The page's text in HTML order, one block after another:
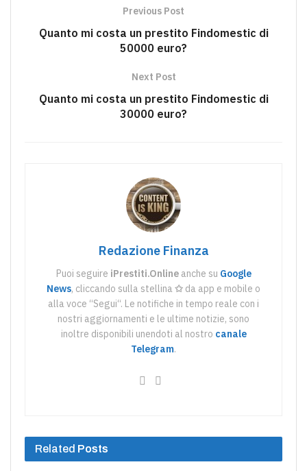
Previous Post
Quanto mi costa un prestito Findomestic di
50000 euro?
Next Post
Quanto mi costa un prestito Findomestic di
30000 euro?
Redazione Finanza
Puoi seguire iPrestiti.Onlineanche su Google
News, cliccando sulla stellina✩ da app e mobile o
alla voce “Segui“. Le notifiche in tempo reale con i
nostri aggiornamenti e le ultime notizie, sono
inoltre disponibili unendoti al nostro canale
Telegram.
Related Posts